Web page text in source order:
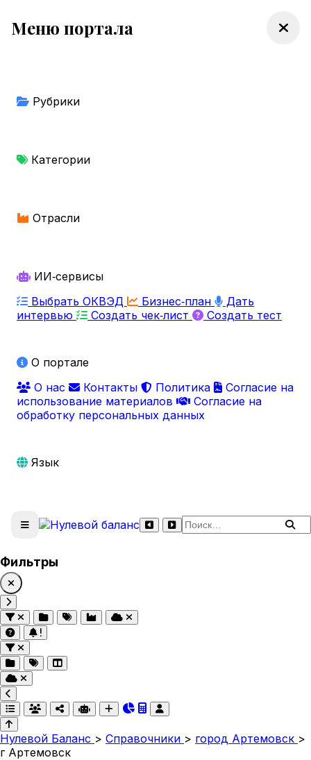
Меню портала
Рубрики
Категории
Отрасли
ИИ‑сервисы
Выбрать ОКВЭД
Бизнес‑план
Дать
интервью
Создать чек‑лист Создать тест
О портале
О нас
Контакты Политика
Согласие на
использование материалов
Согласие на
обработку персональных данных
Язык
Поиск по сайту
Фильтры
Нулевой Баланс > Справочники > город Артемовск >
г Артемовск